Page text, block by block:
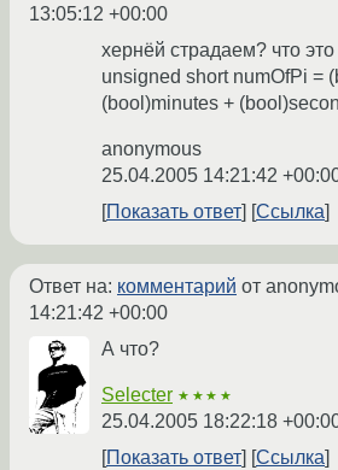
13:05:12 +00:00
хернёй страдаем? что
unsigned short numOfPi =
(bool)minutes +
anonymous
25.04.2005 14:21:42
Показать ответ
Ссылка
Ответ на: комментарий от
14:21:42 +00:00
А что?
Selecter ★★★★
25.04.2005 18:22:18
Показать ответ Ссылка